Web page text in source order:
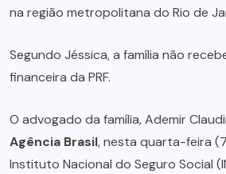
na região metropolitana do Rio de
Segundo Jéssica, a família não
financeira da PRF.
O advogado da família, Ademir
Agência Brasil, nesta quarta-feira
Instituto Nacional do Seguro Social